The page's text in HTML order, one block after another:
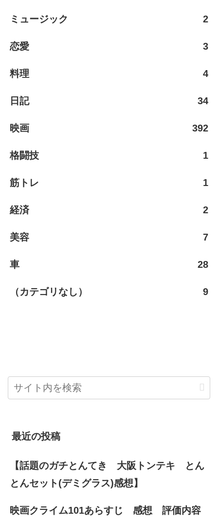
ミュージック 2
恋愛 3
料理 4
日記 34
映画 392
格闘技 1
筋トレ 1
経済 2
美容 7
車 28
（カテゴリなし） 9
最近の投稿
【話題のガチとんてき 大阪トンテキ とん
とんセット(デミグラス)感想】
映画クライム101あらすじ 感想 評価内容